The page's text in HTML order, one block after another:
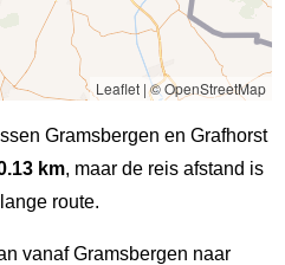
Leaflet|© OpenStreetMap
Gramsbergen en Grafhorst
km, maar de reis afstand is
route.
vanaf Gramsbergen naar